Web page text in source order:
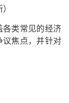
各类常见的经济
议焦点，并针对